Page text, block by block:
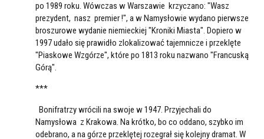
po 1989 roku. Wówczas w Warszawie krzyczano: "Wasz
prezydent, nasz premier !", a w Namysłowie wydano pierwsze
broszurowe wydanie niemieckiej "Kroniki Miasta". Dopiero w
1997 udało się prawidło zlokalizować tajemnicze i przeklęte
"Piaskowe Wzgórze", które po 1813 roku nazwano "Francuską
Górą".
***
Bonifratrzy wrócili na swoje w 1947. Przyjechali do
Namysłowa z Krakowa. Na krótko, bo co oddano, szybko im
odebrano, a na górze przeklętej rozegrał się kolejny dramat. W